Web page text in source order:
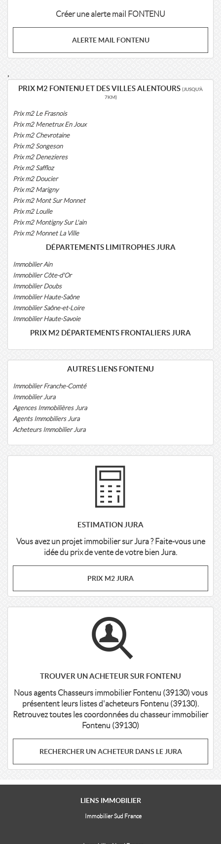
Créer une alerte mail FONTENU
ALERTE MAIL FONTENU
,
PRIX M2 FONTENU ET DES VILLES ALENTOURS (JUSQU'À
7KM)
Prix m2 Le Frasnois
Prix m2 Menetrux En Joux
Prix m2 Chevrotaine
Prix m2 Songeson
Prix m2 Denezieres
Prix m2 Saffloz
Prix m2 Doucier
Prix m2 Marigny
Prix m2 Mont Sur Monnet
Prix m2 Loulle
Prix m2 Montigny Sur L'ain
Prix m2 Monnet La Ville
DÉPARTEMENTS LIMITROPHES JURA
Immobilier Ain
Immobilier Côte-d'Or
Immobilier Doubs
Immobilier Haute-Saône
Immobilier Saône-et-Loire
Immobilier Haute-Savoie
PRIX M2 DÉPARTEMENTS FRONTALIERS JURA
AUTRES LIENS FONTENU
Immobilier Franche-Comté
Immobilier Jura
Agences Immobilières Jura
Agents Immobiliers Jura
Acheteurs Immobilier Jura
ESTIMATION JURA
Vous avez un projet immobilier sur Jura ? Faite-vous une
idée du prix de vente de votre bien Jura.
PRIX M2 JURA
TROUVER UN ACHETEUR SUR FONTENU
Nous agents Chasseurs immobilier Fontenu (39130) vous
présentent leurs listes d'acheteurs Fontenu (39130).
Retrouvez toutes les coordonnées du chasseur immobilier
Fontenu (39130)
RECHERCHER UN ACHETEUR DANS LE JURA
LIENS IMMOBILIER
Immobilier Sud France